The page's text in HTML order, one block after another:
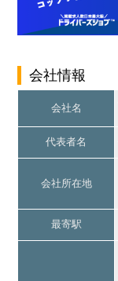
会社情報
会社名
代表者名
会社所在地
最寄駅